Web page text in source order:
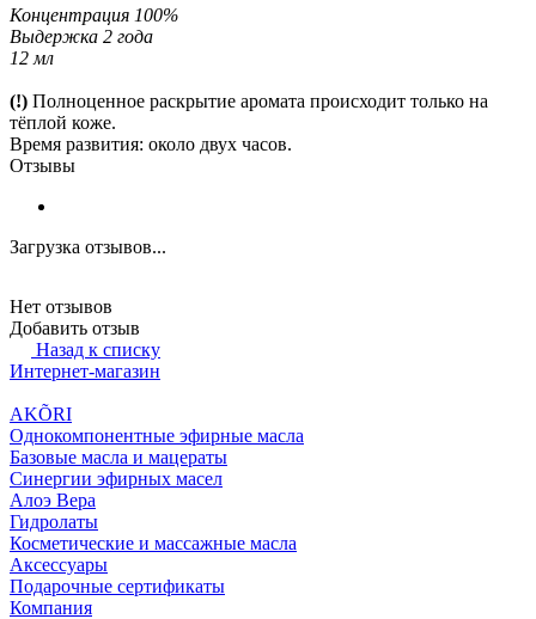
Концентрация 100%
Выдержка 2 года
12 мл
(!) Полноценное раскрытие аромата происходит только на
тёплой коже.
Время развития: около двух часов.
Отзывы
Загрузка отзывов...
Нет отзывов
Добавить отзыв
Назад к списку
Интернет-магазин
AKÕRI
Однокомпонентные эфирные масла
Базовые масла и мацераты
Синергии эфирных масел
Алоэ Вера
Гидролаты
Косметические и массажные масла
Аксессуары
Подарочные сертификаты
Компания